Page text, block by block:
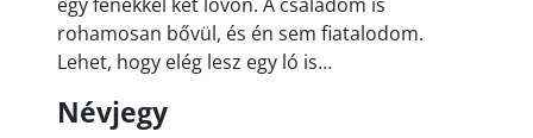
rohamosan bővül, és én sem fiatalodom.
Lehet, hogy elég lesz egy ló is…
Névjegy